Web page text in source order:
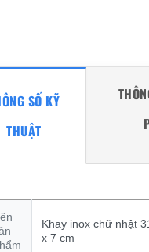
SỐ KỸ
THUẬT
Khay inox chữ nhật
x 7 cm